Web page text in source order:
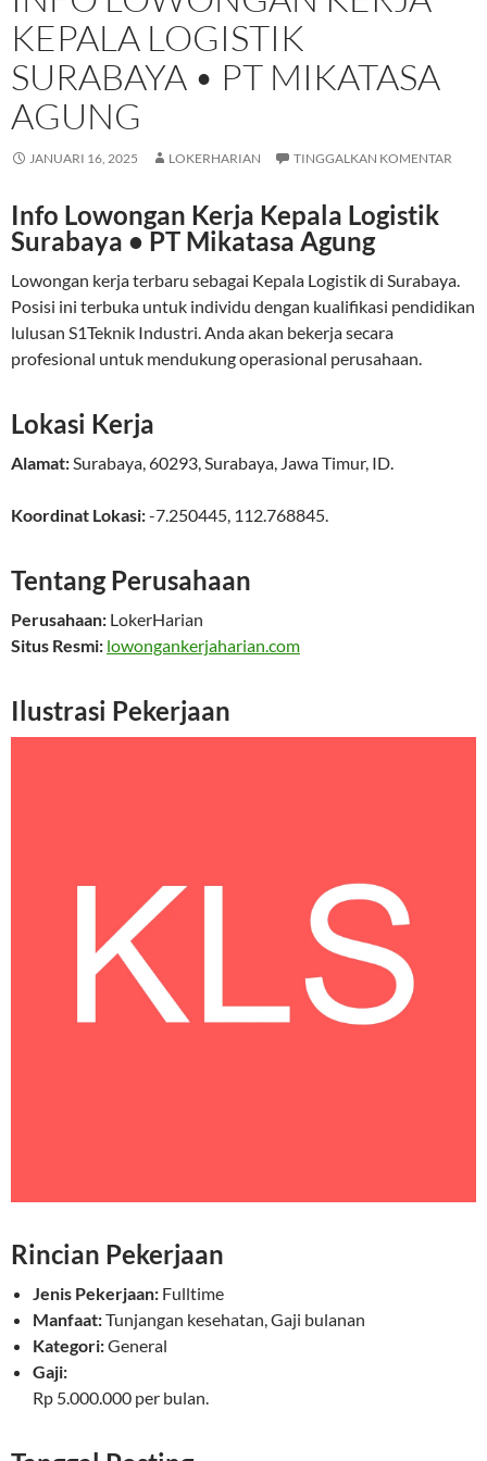
KEPALA LOGISTIK
SURABAYA • PT MIKATASA
AGUNG
JANUARI 16, 2025 LOKERHARIAN TINGGALKAN KOMENTAR
Info Lowongan Kerja Kepala Logistik
Surabaya • PT Mikatasa Agung
Lowongan kerja terbaru sebagai Kepala Logistik di Surabaya.
Posisi ini terbuka untuk individu dengan kualifikasi pendidikan
lulusan S1Teknik Industri. Anda akan bekerja secara
profesional untuk mendukung operasional perusahaan.
Lokasi Kerja
Alamat:Surabaya,60293,Surabaya, Jawa Timur, ID.
Koordinat Lokasi:-7.250445, 112.768845.
Tentang Perusahaan
Perusahaan: LokerHarian
Situs Resmi: lowongankerjaharian.com
Ilustrasi Pekerjaan
Rincian Pekerjaan
Jenis Pekerjaan: Fulltime
Manfaat:Tunjangan kesehatan, Gaji bulanan
Kategori:General
Gaji:
Rp 5.000.000 per bulan.